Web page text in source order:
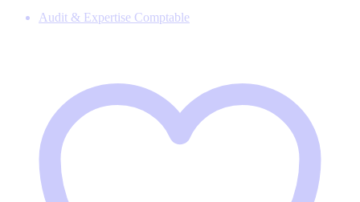
Audit & Expertise Comptable